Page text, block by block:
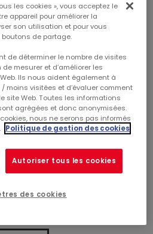
RÉCOMPENSÉE AU
AVEC LE PRIX
Prix de la Transparence s’est
Mercialys est
de ses pratiques de
et extra-financière, obtenant
les cookies », vous acceptez le
appareil pour améliorer la
son utilisation et pour vous
de partage.
de déterminer le nombre de visites
mesurer et d’améliorer les
Ils nous aident également à
moins visitées et d’évaluer comment
site Web. Toutes les informations
agrégées et donc anonymisées.
nous ne serons pas informés
Politique de gestion des cookies
Autoriser tous les cookies
des cookies